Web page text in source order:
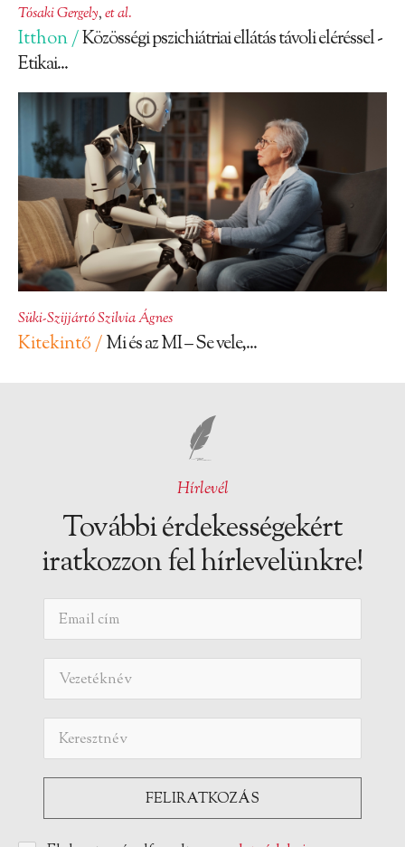
Tósaki Gergely,et al.
Itthon /Közösségi pszichiátriai ellátás távoli eléréssel -
Etikai...
Süki-Szijjártó Szilvia Ágnes
Kitekintő /Mi és az MI – Se vele,...
Hírlevél
További érdekességekért
iratkozzon fel hírlevelünkre!